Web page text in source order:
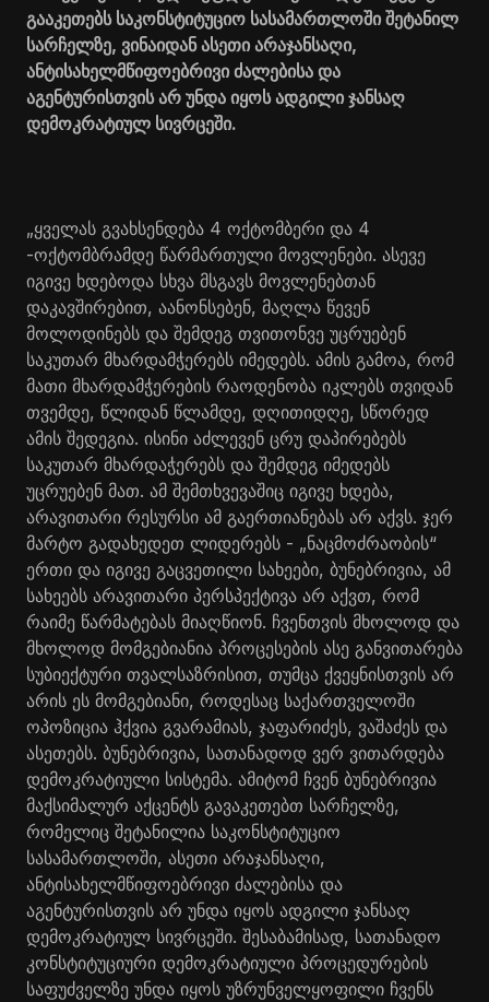
გააკეთებს საკონსტიტუციო სასამართლოში შეტანილ
სარჩელზე, ვინაიდან ასეთი არაჯანსაღი,
ანტისახელმწიფოებრივი ძალებისა და
აგენტურისთვის არ უნდა იყოს ადგილი ჯანსაღ
დემოკრატიულ სივრცეში.
„ყველას გვახსენდება 4 ოქტომბერი და 4
-ოქტომბრამდე წარმართული მოვლენები. ასევე
იგივე ხდებოდა სხვა მსგავს მოვლენებთან
დაკავშირებით, აანონსებენ, მაღლა წევენ
მოლოდინებს და შემდეგ თვითონვე უცრუებენ
საკუთარ მხარდამჭერებს იმედებს. ამის გამოა, რომ
მათი მხარდამჭერების რაოდენობა იკლებს თვიდან
თვემდე, წლიდან წლამდე, დღითიდღე, სწორედ
ამის შედეგია. ისინი აძლევენ ცრუ დაპირებებს
საკუთარ მხარდაჭერებს და შემდეგ იმედებს
უცრუებენ მათ. ამ შემთხვევაშიც იგივე ხდება,
არავითარი რესურსი ამ გაერთიანებას არ აქვს. ჯერ
მარტო გადახედეთ ლიდერებს - „ნაცმოძრაობის“
ერთი და იგივე გაცვეთილი სახეები, ბუნებრივია, ამ
სახეებს არავითარი პერსპექტივა არ აქვთ, რომ
რაიმე წარმატებას მიაღწიონ. ჩვენთვის მხოლოდ და
მხოლოდ მომგებიანია პროცესების ასე განვითარება
სუბიექტური თვალსაზრისით, თუმცა ქვეყნისთვის არ
არის ეს მომგებიანი, როდესაც საქართველოში
ოპოზიცია ჰქვია გვარამიას, ჯაფარიძეს, ვაშაძეს და
ასეთებს. ბუნებრივია, სათანადოდ ვერ ვითარდება
დემოკრატიული სისტემა. ამიტომ ჩვენ ბუნებრივია
მაქსიმალურ აქცენტს გავაკეთებთ სარჩელზე,
რომელიც შეტანილია საკონსტიტუციო
სასამართლოში, ასეთი არაჯანსაღი,
ანტისახელმწიფოებრივი ძალებისა და
აგენტურისთვის არ უნდა იყოს ადგილი ჯანსაღ
დემოკრატიულ სივრცეში. შესაბამისად, სათანადო
კონსტიტუციური დემოკრატიული პროცედურების
საფუძველზე უნდა იყოს უზრუნველყოფილი ჩვენს